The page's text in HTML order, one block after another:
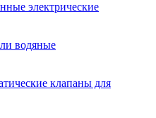
электрические
водяные
клапаны для